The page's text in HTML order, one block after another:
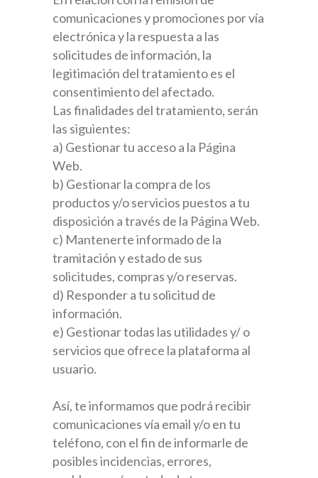
comunicaciones y promociones por vía
electrónica y la respuesta a las
solicitudes de información, la
legitimación del tratamiento es el
consentimiento del afectado.
Las finalidades del tratamiento, serán
las siguientes:
a) Gestionar tu acceso a la Página
Web.
b) Gestionar la compra de los
productos y/o servicios puestos a tu
disposición a través de la Página Web.
c) Mantenerte informado de la
tramitación y estado de sus
solicitudes, compras y/o reservas.
d) Responder a tu solicitud de
información.
e) Gestionar todas las utilidades y/ o
servicios que ofrece la plataforma al
usuario.
Así, te informamos que podrá recibir
comunicaciones vía email y/o en tu
teléfono, con el fin de informarle de
posibles incidencias, errores,